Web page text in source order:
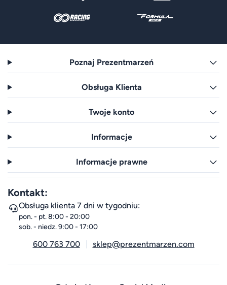
Poznaj Prezentmarzeń
Obsługa Klienta
Twoje konto
Informacje
Informacje prawne
Kontakt:
Obsługa klienta 7 dni w tygodniu:
pon. - pt. 8:00 - 20:00
sob. - niedz. 9:00 - 17:00
600 763 700 sklep@prezentmarzen.com